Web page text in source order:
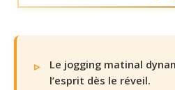
Le jogging matinal
l’esprit dès le réveil.